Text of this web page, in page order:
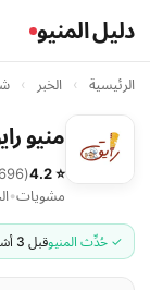
دليل المنيو
الرئيسية › الخبر ›
منيو
⭐ 4.2 (696 تقييم)
مشويات•
✓ حُدِّث المنيوقبل 3 أشهر